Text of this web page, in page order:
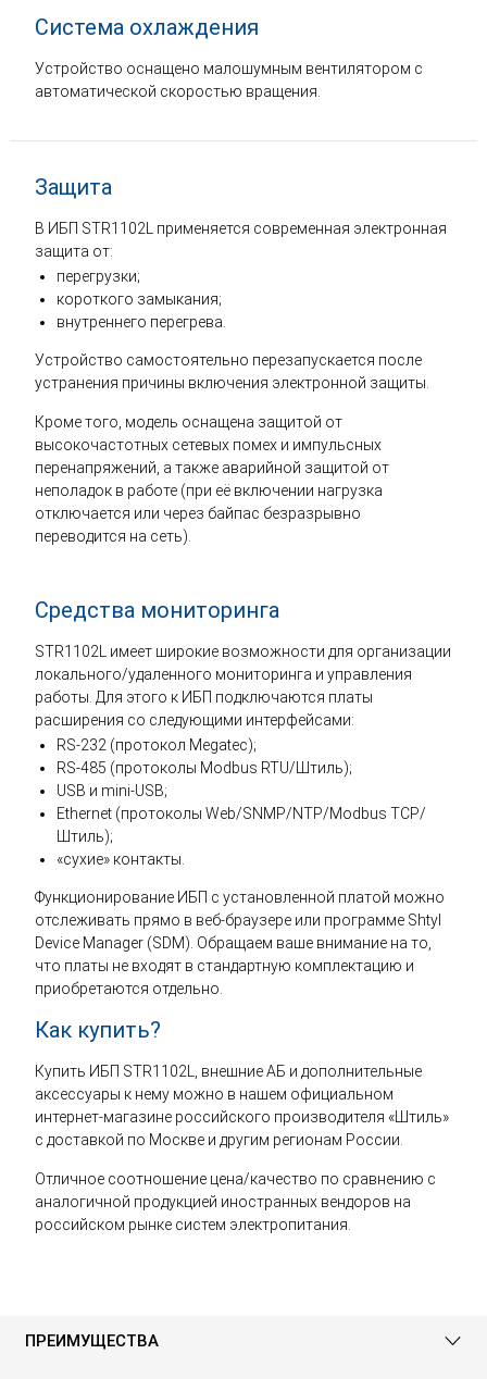
Система охлаждения
Устройство оснащено малошумным вентилятором с
автоматической скоростью вращения.
Защита
В ИБП STR1102L применяется современная электронная
защита от:
перегрузки;
короткого замыкания;
внутреннего перегрева.
Устройство самостоятельно перезапускается после
устранения причины включения электронной защиты.
Кроме того, модель оснащена защитой от
высокочастотных сетевых помех и импульсных
перенапряжений, а также аварийной защитой от
неполадок в работе (при её включении нагрузка
отключается или через байпас безразрывно
переводится на сеть).
Средства мониторинга
STR1102L имеет широкие возможности для организации
локального/удаленного мониторинга и управления
работы. Для этого к ИБП подключаются платы
расширения со следующими интерфейсами:
RS-232 (протокол Megatec);
RS-485 (протоколы Modbus RTU/Штиль);
USB и mini-USB;
Ethernet (протоколы Web/SNMP/NTP/Modbus TCP/
Штиль);
«сухие» контакты.
Функционирование ИБП с установленной платой можно
отслеживать прямо в веб-браузере или программе Shtyl
Device Manager (SDM). Обращаем ваше внимание на то,
что платы не входят в стандартную комплектацию и
приобретаются отдельно.
Как купить?
Купить ИБП STR1102L, внешние АБ и дополнительные
аксессуары к нему можно в нашем официальном
интернет-магазине российского производителя «Штиль»
с доставкой по Москве и другим регионам России.
Отличное соотношение цена/качество по сравнению с
аналогичной продукцией иностранных вендоров на
российском рынке систем электропитания.
ПРЕИМУЩЕСТВА